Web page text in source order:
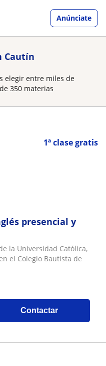
Anúnciate
Cautín
elegir entre miles de
350 materias
1ª clase gratis
presencial y
la Universidad Católica,
el Colegio Bautista de
Contactar